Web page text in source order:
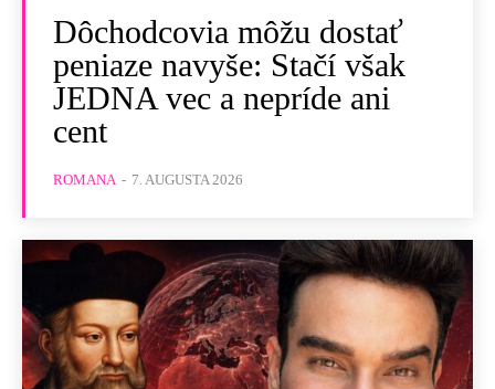
Dôchodcovia môžu dostať
peniaze navyše: Stačí však
JEDNA vec a nepríde ani
cent
ROMANA - 7. AUGUSTA 2026